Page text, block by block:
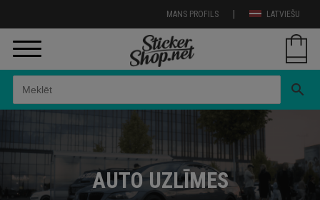
LATVIEŠU
|
MANS PROFILS
search
AUTO UZLĪMES